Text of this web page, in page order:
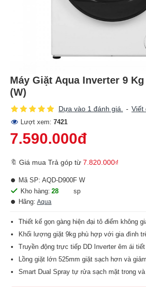
Máy Giặt Aqua Inverter 9 Kg
(W)
Dựa vào 1 đánh giá. - Viết
Lượt xem: 7421
7.590.000đ
🔖 Giá mua Trả góp từ 7.820.000₫
Kho hàng: 28
sp
Hãng: Aqua
Mã SP: AQD-D900F W
Thiết kế gọn gàng hiện đại tô điểm không
Khối lượng giặt 9kg phù hợp với gia đình
Truyền động trực tiếp DD Inverter êm ái
Lồng giặt lớn 525mm giặt sạch hơn và
Smart Dual Spray tự rửa sạch mặt trong